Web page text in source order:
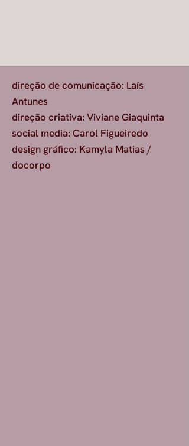
direção de comunicação: Laís
Antunes
direção criativa: Viviane Giaquinta
social media: Carol Figueiredo
design gráfico: Kamyla Matias /
docorpo